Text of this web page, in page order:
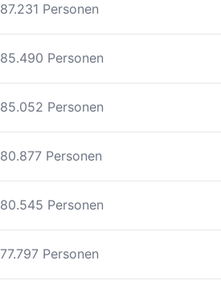
87.231 Personen
85.490 Personen
85.052 Personen
80.877 Personen
80.545 Personen
77.797 Personen